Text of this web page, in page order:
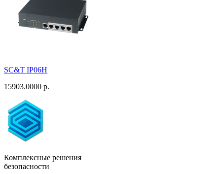
SC&T IP06H
15903.0000 р.
Комплексные решения
безопасности